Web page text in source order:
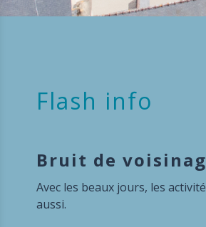
Flash info
Venez vous
Vous venez d'avoir 16 ans,